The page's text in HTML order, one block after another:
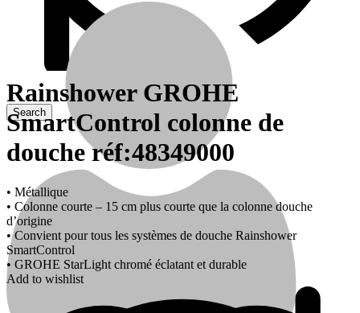
Contactez nous
Rainshower GROHE
SmartControl colonne de
douche réf:48349000
• Métallique
• Colonne courte – 15 cm plus courte que la colonne douche
d’origine
• Convient pour tous les systèmes de douche Rainshower
SmartControl
• GROHE StarLight chromé éclatant et durable
Add to wishlist